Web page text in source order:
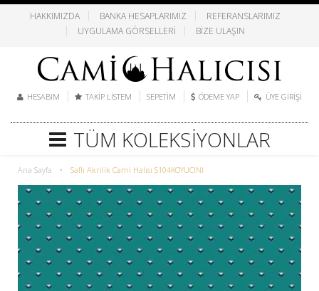
HAKKIMIZDA BANKA HESAPLARIMIZ
REFERANSLARIMIZ
UYGULAMA GÖRSELLERI
BIZE ULAŞIN
HESABIM TAKIP LISTEM SEPETIM ÖDEME YAP ÜYE GIRIŞI
TÜM KOLEKSIYONLAR
Ana Sayfa • Saflı Akrilik Cami Halısı S104KOYUCINI